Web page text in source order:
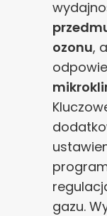
ozonu,
gazu.